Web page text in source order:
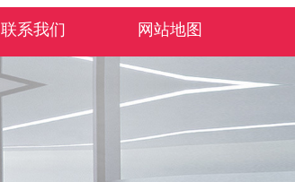
联系我们 网站地图